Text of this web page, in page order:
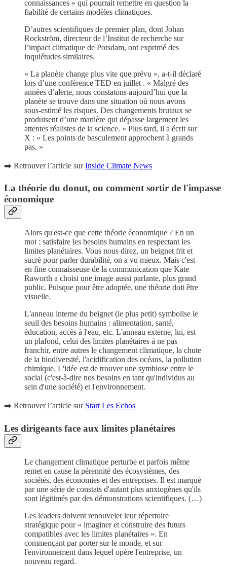
connaissances » qui pourrait remettre en question la
fiabilité de certains modèles climatiques.
D’autres scientifiques de premier plan, dont Johan
Rockström, directeur de l’Institut de recherche sur
l’impact climatique de Potsdam, ont exprimé des
inquiétudes similaires.
« La planète change plus vite que prévu », a-t-il déclaré
lors d’une conférence TED en juillet . « Malgré des
années d’alerte, nous constatons aujourd’hui que la
planète se trouve dans une situation où nous avons
sous-estimé les risques. Des changements brutaux se
produisent d’une manière qui dépasse largement les
attentes réalistes de la science. » Plus tard, il a écrit sur
X : « Les points de basculement approchent à grands
pas. »
➡️ Retrouver l’article surInside Climate News
La théorie du donut, ou comment sortir de l'impasse
économique
Alors qu'est-ce que cette théorie économique ? En un
mot : satisfaire les besoins humains en respectant les
limites planétaires. Vous nous direz, un beignet frit et
sucré pour parler durabilité, on a vu mieux. Mais c'est
en fine connaisseuse de la communication que Kate
Raworth a choisi une image aussi parlante, plus grand
public. Puisque pour être adoptée, une théorie doit être
visuelle.
L'anneau interne du beignet (le plus petit) symbolise le
seuil des besoins humains : alimentation, santé,
éducation, accès à l'eau, etc. L'anneau externe, lui, est
un plafond, celui des limites planétaires à ne pas
franchir, entre autres le changement climatique, la chute
de la biodiversité, l'acidification des océans, la pollution
chimique. L'idée est de trouver une symbiose entre le
social (c'est-à-dire nos besoins en tant qu'individus au
sein d'une société) et l'environnement.
➡️ Retrouver l’article sur Start Les Echos
Les dirigeants face aux limites planétaires
Le changement climatique perturbe et parfois même
remet en cause la pérennité des écosystèmes, des
sociétés, des économies et des entreprises. Il est marqué
par une série de constats d'autant plus anxiogènes qu'ils
sont légitimés par des démonstrations scientifiques. (…)
Les leaders doivent renouveler leur répertoire
stratégique pour « imaginer et construire des futurs
compatibles avec les limites planétaires ». En
commençant par porter sur le monde, et sur
l'environnement dans lequel opère l'entreprise, un
nouveau regard.